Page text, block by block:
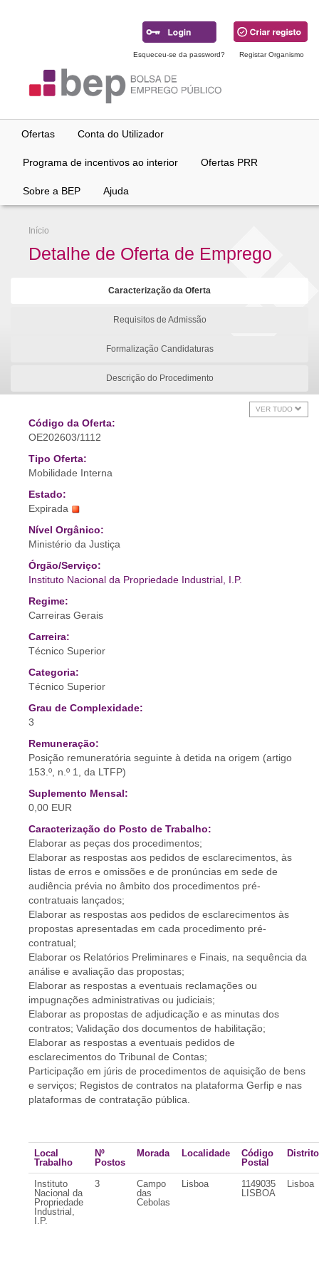
Esqueceu-se da password? Registar Organismo
Ofertas Conta do Utilizador
Programa de incentivos ao interior Ofertas PRR
Sobre a BEP Ajuda
Início
Detalhe de Oferta de Emprego
Caracterização da Oferta
Requisitos de Admissão
Formalização Candidaturas
Descrição do Procedimento
VER TUDO
Código da Oferta:
OE202603/1112
Tipo Oferta:
Mobilidade Interna
Estado:
Expirada
Nível Orgânico:
Ministério da Justiça
Órgão/Serviço:
Instituto Nacional da Propriedade Industrial, I.P.
Regime:
Carreiras Gerais
Carreira:
Técnico Superior
Categoria:
Técnico Superior
Grau de Complexidade:
3
Remuneração:
Posição remuneratória seguinte à detida na origem (artigo
153.º, n.º 1, da LTFP)
Suplemento Mensal:
0,00 EUR
Caracterização do Posto de Trabalho:
Elaborar as peças dos procedimentos;
Elaborar as respostas aos pedidos de esclarecimentos, às
listas de erros e omissões e de pronúncias em sede de
audiência prévia no âmbito dos procedimentos pré-
contratuais lançados;
Elaborar as respostas aos pedidos de esclarecimentos às
propostas apresentadas em cada procedimento pré-
contratual;
Elaborar os Relatórios Preliminares e Finais, na sequência da
análise e avaliação das propostas;
Elaborar as respostas a eventuais reclamações ou
impugnações administrativas ou judiciais;
Elaborar as propostas de adjudicação e as minutas dos
contratos; Validação dos documentos de habilitação;
Elaborar as respostas a eventuais pedidos de
esclarecimentos do Tribunal de Contas;
Participação em júris de procedimentos de aquisição de bens
e serviços; Registos de contratos na plataforma Gerfip e nas
plataformas de contratação pública.
Local
Trabalho
Nº
Postos
Morada Localidade
Código
Postal
Distrito
Instituto
Nacional da
Propriedade
Industrial,
I.P.
3
Campo
das
Cebolas
Lisboa
1149035
LISBOA
Lisboa